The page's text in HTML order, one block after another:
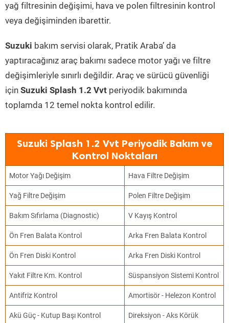
yağ filtresinin değişimi, hava ve polen filtresinin kontrol
veya değişiminden ibarettir.
Suzuki bakım servisi olarak, Pratik Araba’ da
yaptıracağınız araç bakımı sadece motor yağı ve filtre
değişimleriyle sınırlı değildir. Araç ve sürücü güvenliği
için Suzuki Splash 1.2 Vvt periyodik bakımında
toplamda 12 temel nokta kontrol edilir.
Suzuki Splash 1.2 Vvt Periyodik Bakım ve
Kontrol Noktaları
Motor Yağı Değişim Hava Filtre Değişim
Yağ Filtre Değişim Polen Filtre Değişim
Bakım Sıfırlama (Diagnostic) V Kayış Kontrol
Ön Fren Balata Kontrol Arka Fren Balata Kontrol
Ön Fren Diski Kontrol Arka Fren Diski Kontrol
Yakıt Filtre Km. Kontrol Süspansiyon Sistemi Kontrol
Antifriz Kontrol Amortisör - Helezon Kontrol
Akü Güç - Kutup Başı Kontrol
Direksiyon - Aks Körük